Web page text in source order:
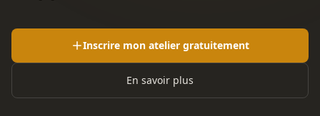
Inscrire mon atelier gratuitement
En savoir plus